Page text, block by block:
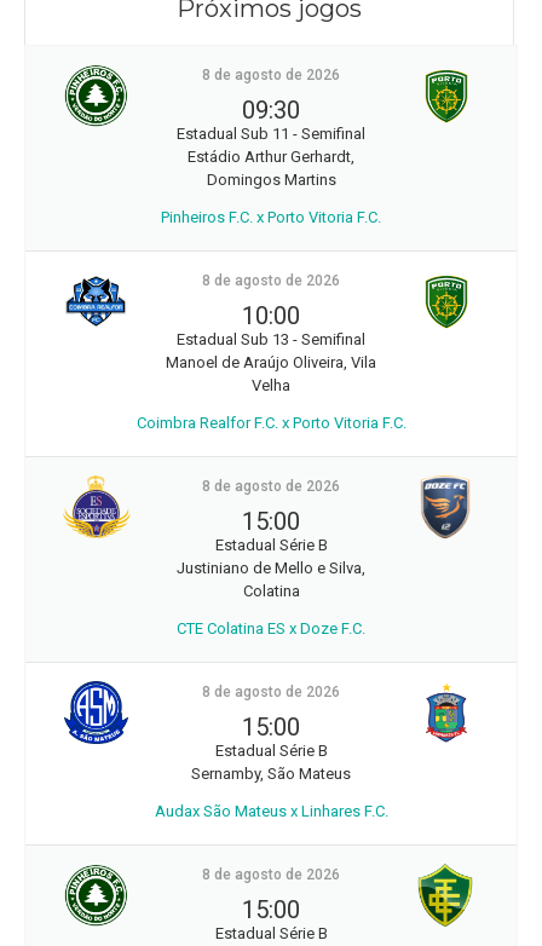
Próximos jogos
8 de agosto de 2026
09:30
Estadual Sub 11 - Semifinal
Estádio Arthur Gerhardt,
Domingos Martins
Pinheiros F.C. x Porto Vitoria F.C.
8 de agosto de 2026
10:00
Estadual Sub 13 - Semifinal
Manoel de Araújo Oliveira, Vila
Velha
Coimbra Realfor F.C. x Porto Vitoria F.C.
8 de agosto de 2026
15:00
Estadual Série B
Justiniano de Mello e Silva,
Colatina
CTE Colatina ES x Doze F.C.
8 de agosto de 2026
15:00
Estadual Série B
Sernamby, São Mateus
Audax São Mateus x Linhares F.C.
8 de agosto de 2026
15:00
Estadual Série B